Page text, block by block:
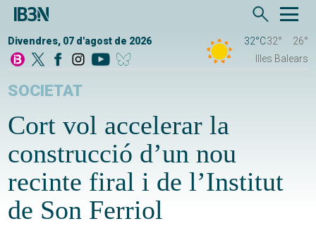
Divendres, 07 d'agost de 2026 32°C32°
26°
Illes Balears
SOCIETAT
Cort vol accelerar la
construcció d’un nou
recinte firal i de l’Institut
de Son Ferriol